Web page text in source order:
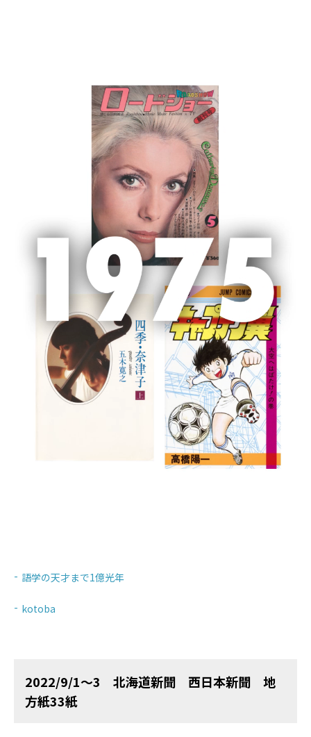
新聞広告
2022/9/6 朝日新聞
書籍詳細
語学の天才まで1億光年
kotoba
2022/9/1～3 北海道新聞 西日本新聞 地
方紙33紙